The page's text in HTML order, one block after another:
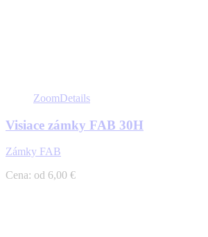
ZoomDetails
Visiace zámky FAB 30H
Zámky FAB
Cena: od 6,00 €